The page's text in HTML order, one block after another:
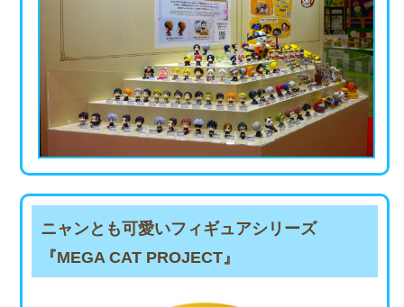
ニャンとも可愛いフィギュアシリーズ
『MEGA CAT PROJECT』